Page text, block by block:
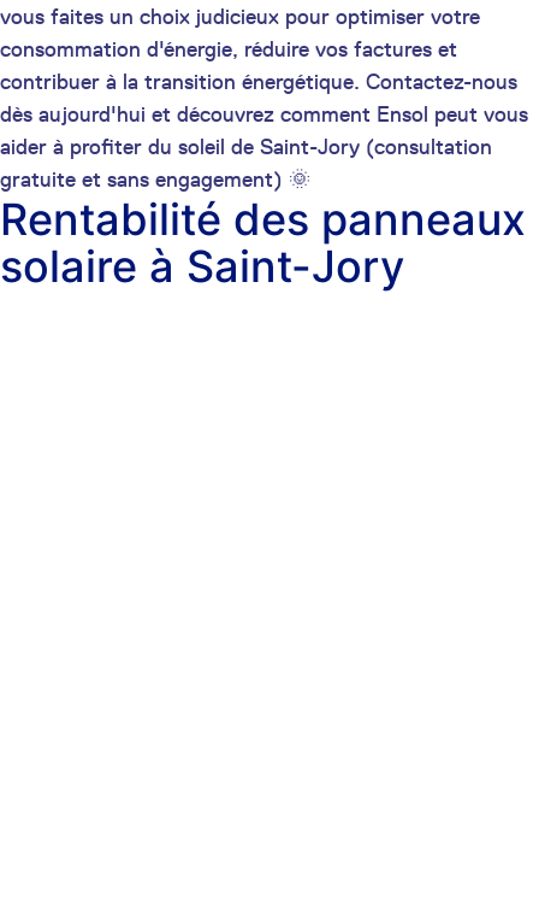
vous faites un choix judicieux pour optimiser votre
consommation d'énergie, réduire vos factures et
contribuer à la transition énergétique. Contactez-nous
dès aujourd'hui et découvrez comment Ensol peut vous
aider à profiter du soleil de Saint-Jory (consultation
gratuite et sans engagement) 🌞
Rentabilité des panneaux
solaire à Saint-Jory